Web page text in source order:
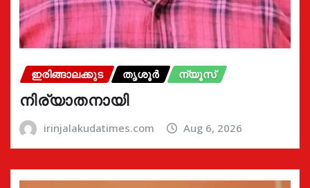
ഇരിങ്ങാലക്കുട തൃശൂർ ന്യൂസ്
നിര്യാതനായി
irinjalakudatimes.com Aug 6, 2026